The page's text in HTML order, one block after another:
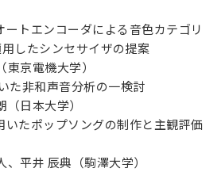
トエンコーダによる音色カテゴリ
したシンセサイザの提案
京電機大学）
た非和声音分析の一検討
日本大学）
いたポップソングの制作と主観評価
平井 辰典（駒澤大学）